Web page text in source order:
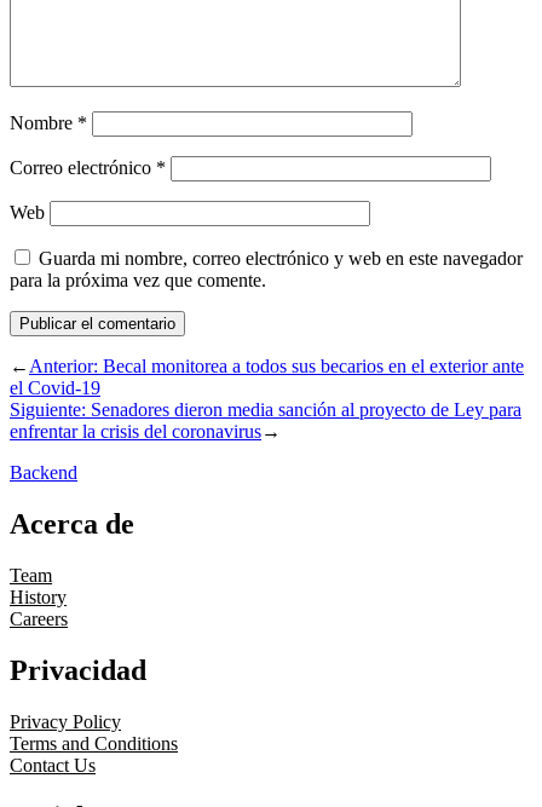
Nombre *
Correo electrónico *
Web
Guarda mi nombre, correo electrónico y web en este navegador
para la próxima vez que comente.
←Anterior: Becal monitorea a todos sus becarios en el exterior ante
el Covid-19
Siguiente: Senadores dieron media sanción al proyecto de Ley para
enfrentar la crisis del coronavirus→
Backend
Acerca de
Team
History
Careers
Privacidad
Privacy Policy
Terms and Conditions
Contact Us